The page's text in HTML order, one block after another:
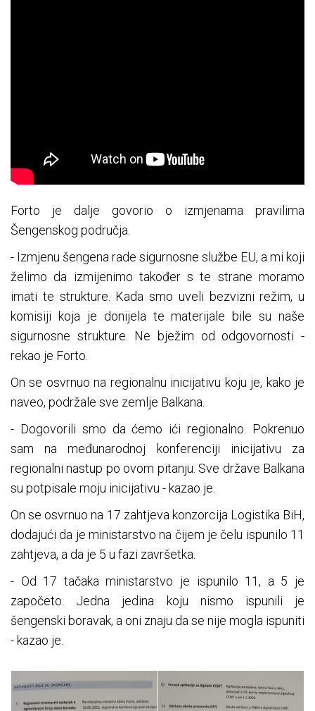
Forto je dalje govorio o izmjenama pravilima
Šengenskog područja.
- Izmjenu šengena rade sigurnosne službe EU, a mi koji
želimo da izmijenimo također s te strane moramo
imati te strukture. Kada smo uveli bezvizni režim, u
komisiji koja je donijela te materijale bile su naše
sigurnosne strukture. Ne bježim od odgovornosti -
rekao je Forto.
On se osvrnuo na regionalnu inicijativu koju je, kako je
naveo, podržale sve zemlje Balkana.
- Dogovorili smo da ćemo ići regionalno. Pokrenuo
sam na međunarodnoj konferenciji inicijativu za
regionalni nastup po ovom pitanju. Sve države Balkana
su potpisale moju inicijativu - kazao je.
On se osvrnuo na 17 zahtjeva konzorcija Logistika BiH,
dodajući da je ministarstvo na čijem je čelu ispunilo 11
zahtjeva, a da je 5 u fazi završetka.
- Od 17 tačaka ministarstvo je ispunilo 11, a 5 je
započeto. Jedna jedina koju nismo ispunili je
šengenski boravak, a oni znaju da se nije mogla ispuniti
- kazao je.